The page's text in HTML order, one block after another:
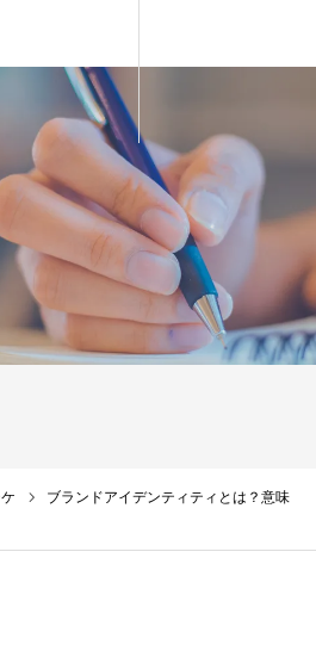
ブランドアイデンティティとは？意味